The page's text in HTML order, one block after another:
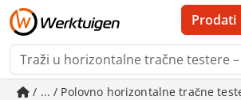
Prodati
/ ... / Polovno horizontalne tračne